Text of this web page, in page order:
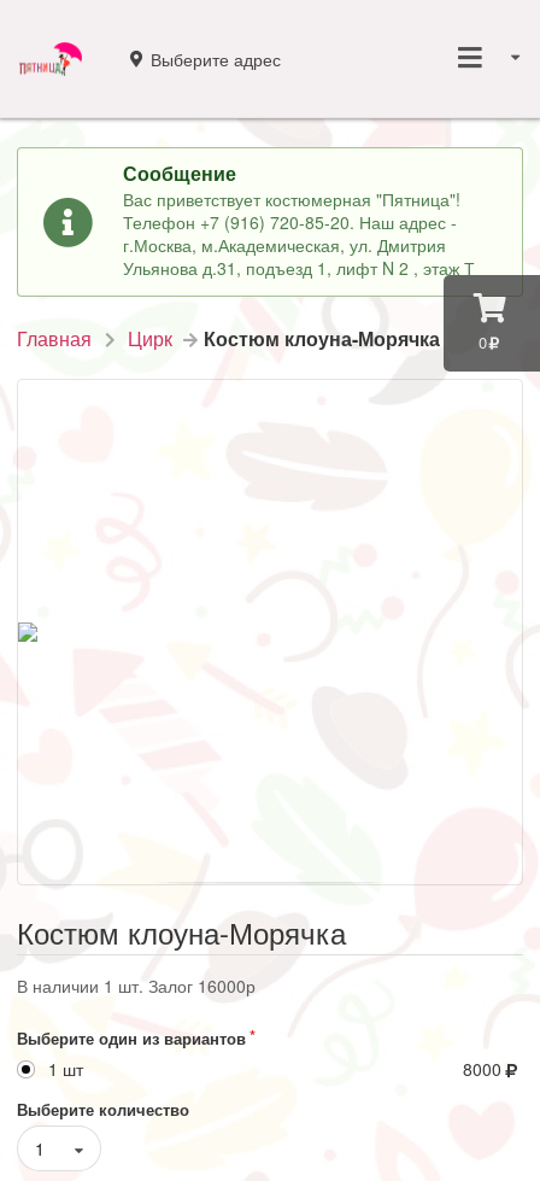
0
Выберите адрес
Сообщение
Вас приветствует костюмерная "Пятница"!
Телефон +7 (916) 720-85-20. Наш адрес -
г.Москва, м.Академическая, ул. Дмитрия
Ульянова д.31, подъезд 1, лифт N 2 , этаж Т
Главная Цирк Костюм клоуна-Морячка
Костюм клоуна-Морячка
В наличии 1 шт. Залог 16000р
Выберите один из вариантов
1 шт 8000
Выберите количество
1